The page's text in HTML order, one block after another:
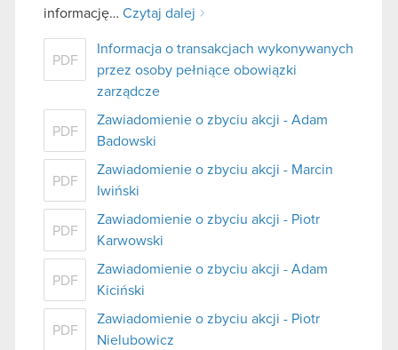
informację… Czytaj dalej
PDF
Informacja o transakcjach wykonywanych
przez osoby pełniące obowiązki
zarządcze
PDF
Zawiadomienie o zbyciu akcji - Adam
Badowski
PDF
Zawiadomienie o zbyciu akcji - Marcin
Iwiński
PDF
Zawiadomienie o zbyciu akcji - Piotr
Karwowski
PDF
Zawiadomienie o zbyciu akcji - Adam
Kiciński
PDF
Zawiadomienie o zbyciu akcji - Piotr
Nielubowicz